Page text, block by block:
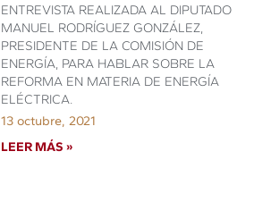
ENTREVISTA REALIZADA AL DIPUTADO
MANUEL RODRÍGUEZ GONZÁLEZ,
PRESIDENTE DE LA COMISIÓN DE
ENERGÍA, PARA HABLAR SOBRE LA
REFORMA EN MATERIA DE ENERGÍA
ELÉCTRICA.
13 octubre, 2021
LEER MÁS »